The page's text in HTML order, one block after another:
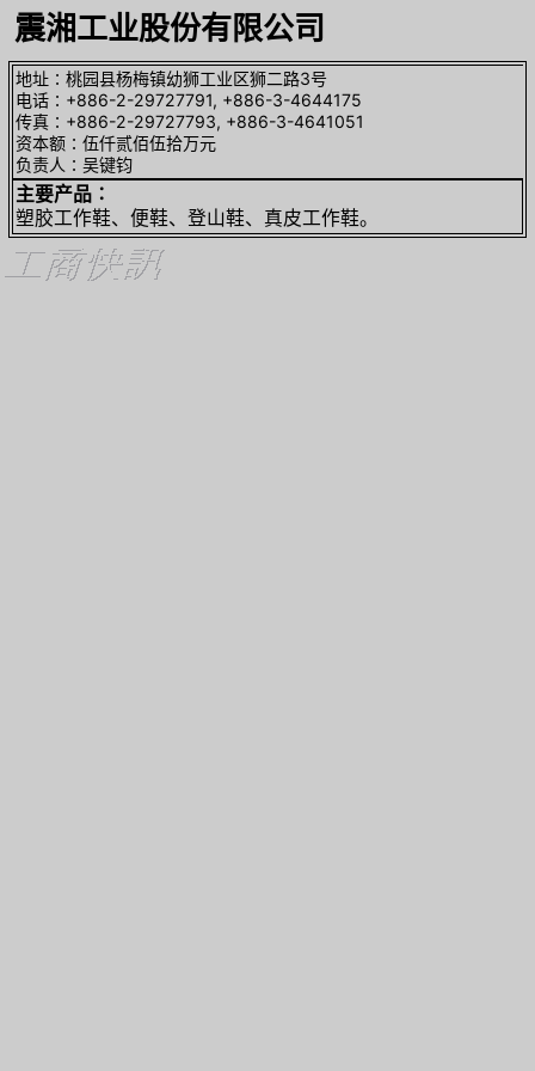
震湘工业股份有限公司
地址∶桃园县杨梅镇幼狮工业区狮二路3号
电话∶+886-2-29727791, +886-3-4644175
传真∶+886-2-29727793, +886-3-4641051
资本额∶伍仟贰佰伍拾万元
负责人∶吴键钧
主要产品∶
塑胶工作鞋、便鞋、登山鞋、真皮工作鞋。